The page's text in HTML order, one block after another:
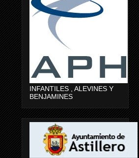
INFANTILES , ALEVINES Y
BENJAMINES